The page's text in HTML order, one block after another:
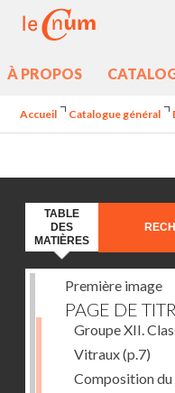
À PROPOS
Accueil Catalogue général
TABLE
DES
MATIÈRES
Première image
PAGE DE
Groupe XII.
Vitraux(p.7)
Composition